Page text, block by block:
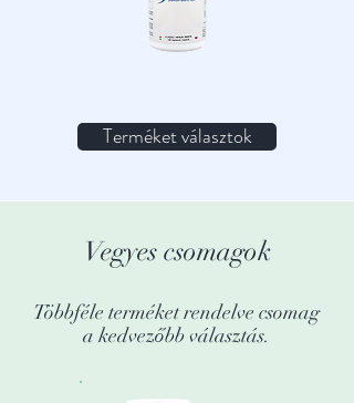
Terméket választok
Vegyes csomagok
Többféle terméket rendelve csomag
a kedvezőbb választás.